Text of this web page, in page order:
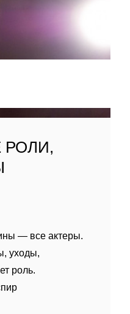
— все актеры.
уходы,
роль.